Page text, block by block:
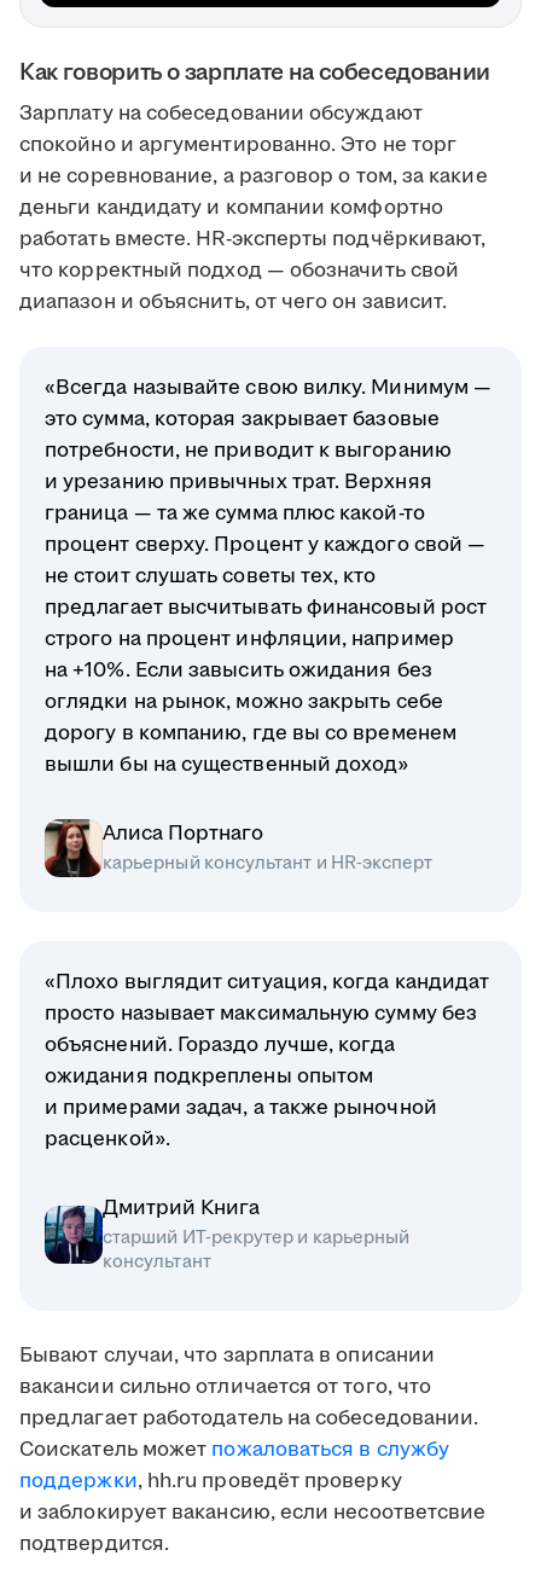
Как говорить о зарплате на собеседовании
Зарплату на собеседовании обсуждают
спокойно и аргументированно. Это не торг
и не соревнование, а разговор о том, за какие
деньги кандидату и компании комфортно
работать вместе. HR-эксперты подчёркивают,
что корректный подход — обозначить свой
диапазон и объяснить, от чего он зависит.
«Всегда называйте свою вилку. Минимум —
это сумма, которая закрывает базовые
потребности, не приводит к выгоранию
и урезанию привычных трат. Верхняя
граница — та же сумма плюс какой-то
процент сверху. Процент у каждого свой —
не стоит слушать советы тех, кто
предлагает высчитывать финансовый рост
строго на процент инфляции, например
на +10%. Если завысить ожидания без
оглядки на рынок, можно закрыть себе
дорогу в компанию, где вы со временем
вышли бы на существенный доход»
Алиса Портнаго
карьерный консультант и HR-эксперт
«Плохо выглядит ситуация, когда кандидат
просто называет максимальную сумму без
объяснений. Гораздо лучше, когда
ожидания подкреплены опытом
и примерами задач, а также рыночной
расценкой».
Дмитрий Книга
старший ИТ-рекрутер и карьерный
консультант
Бывают случаи, что зарплата в описании
вакансии сильно отличается от того, что
предлагает работодатель на собеседовании.
Соискатель может пожаловаться в службу
поддержки, hh.ru проведёт проверку
и заблокирует вакансию, если несоответсвие
подтвердится.